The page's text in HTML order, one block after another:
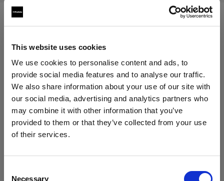
This website uses cookies
We use cookies to personalise content and ads, to
provide social media features and to analyse our traffic.
We also share information about your use of our site with
our social media, advertising and analytics partners who
may combine it with other information that you’ve
provided to them or that they’ve collected from your use
of their services.
Necessary
地域を変更しますか？
次に対応：
Battery-powered